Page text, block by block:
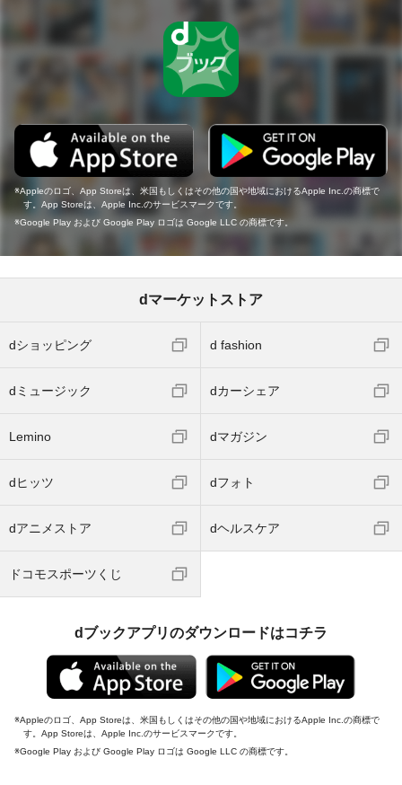
Appleのロゴ、App Storeは、米国もしくはその他の国や地域におけるApple Inc.の商標で
す。App Storeは、Apple Inc.のサービスマークです。
Google Play および Google Play ロゴは Google LLC の商標です。
dマーケットストア
dショッピング d fashion
dミュージック dカーシェア
Lemino dマガジン
dヒッツ dフォト
dアニメストア dヘルスケア
ドコモスポーツくじ
dブックアプリのダウンロードはコチラ
Appleのロゴ、App Storeは、米国もしくはその他の国や地域におけるApple Inc.の商標で
す。App Storeは、Apple Inc.のサービスマークです。
Google Play および Google Play ロゴは Google LLC の商標です。